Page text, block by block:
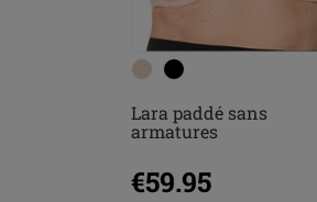
Lara paddé sans
armatures
€59.95